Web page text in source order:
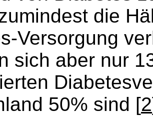
die
Versorgung
sich aber nur
50% sind [2